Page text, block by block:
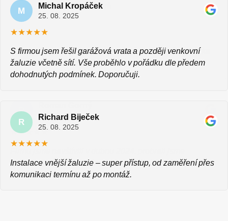
M Michal Kropáček
25. 08. 2025
★★★★★
S firmou jsem řešil garážová vrata a později venkovní
žaluzie včetně sítí. Vše proběhlo v pořádku dle předem
dohodnutých podmínek. Doporučuji.
R Richard Biječek
25. 08. 2025
★★★★★
Instalace vnější žaluzie – super přístup, od zaměření přes
komunikaci termínu až po montáž.
M Marek Konečný
24. 07. 2025
B
23. 07. 2025
L Ludmila Gondková
24. 07. 2025
R
23. 07. 2025